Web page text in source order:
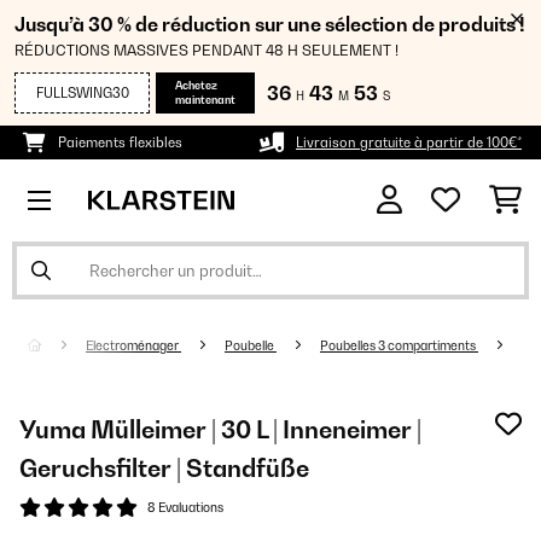
Jusqu’à 30 % de réduction sur une sélection de produits !
RÉDUCTIONS MASSIVES PENDANT 48 H SEULEMENT !
FULLSWING30
Achetez
maintenant
36 H 43 M 53 S
Paiements flexibles Livraison gratuite à partir de 100€*
Electroménager Poubelle Poubelles 3 compartiments
Yuma Mülleimer | 30 L | Inneneimer |
Geruchsfilter | Standfüße
8 Evaluations